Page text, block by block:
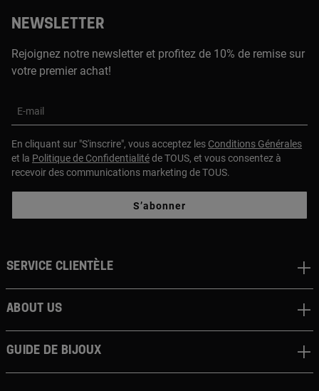
NEWSLETTER
Rejoignez notre newsletter et profitez de 10% de remise sur
votre premier achat!
E-mail
En cliquant sur "S'inscrire", vous acceptez les Conditions Générales
et la Politique de Confidentialitéde TOUS, et vous consentez à
recevoir des communications marketing de TOUS.
S’abonner
Service clientèle
About us
Guide de bijoux